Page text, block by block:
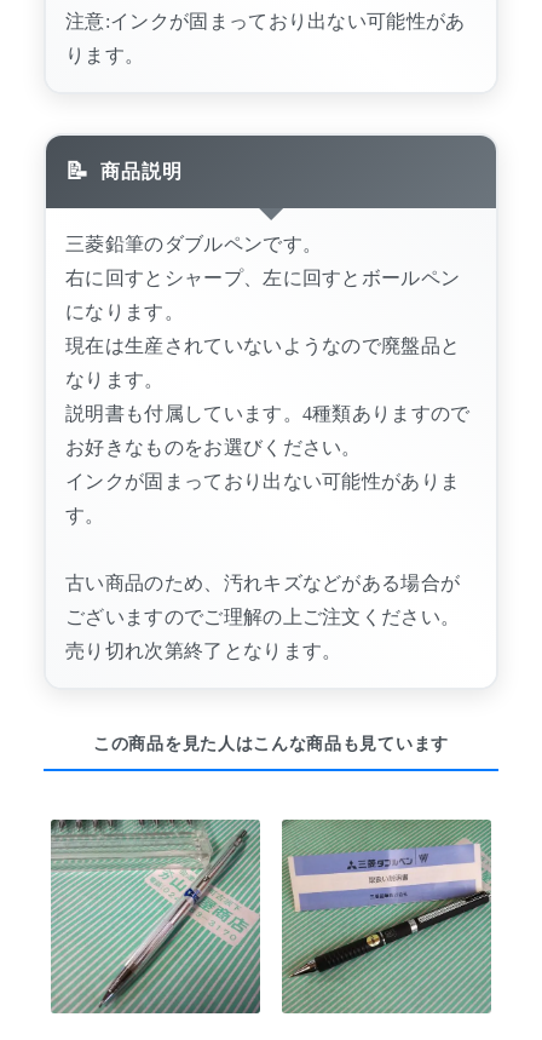
注意:インクが固まっており出ない可能性があ
ります。
商品説明
三菱鉛筆のダブルペンです。
右に回すとシャープ、左に回すとボールペン
になります。
現在は生産されていないようなので廃盤品と
なります。
説明書も付属しています。4種類ありますので
お好きなものをお選びください。
インクが固まっており出ない可能性がありま
す。
古い商品のため、汚れキズなどがある場合が
ございますのでご理解の上ご注文ください。
売り切れ次第終了となります。
この商品を見た人はこんな商品も見ています